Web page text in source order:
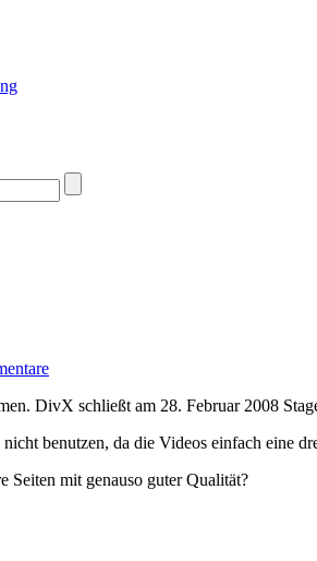
DivX schließt am 28. Februar 2008
benutzen, da die Videos einfach eine
Seiten mit genauso guter Qualität?